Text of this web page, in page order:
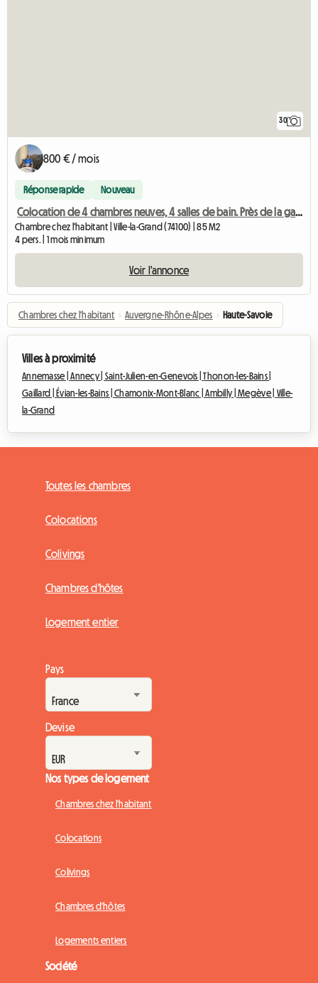
30
800 € / mois
Réponse rapide Nouveau
Colocation de 4 chambres neuves, 4 salles de bain. Près de la gare
Chambre chez l'habitant | Ville-la-Grand (74100) | 85 M2
4 pers. | 1 mois minimum
Voir l'annonce
Chambres chez l'habitant › Auvergne-Rhône-Alpes › Haute-Savoie
Villes à proximité
Annemasse |Annecy | Saint-Julien-en-Genevois |Thonon-les-Bains |
Gaillard |
Évian-les-Bains |Chamonix-Mont-Blanc |Ambilly |Megève | Ville-
la-Grand
Toutes les chambres
Colocations
Colivings
Chambres d'hôtes
Logement entier
Pays
Devise
Nos types de logement
Chambres chez l'habitant
Colocations
Colivings
Chambres d'hôtes
Logements entiers
Société